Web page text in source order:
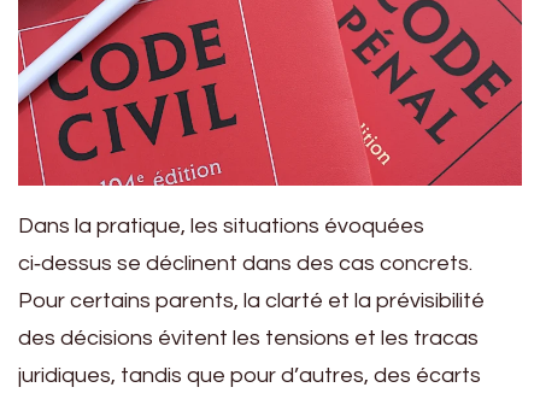
Dans la pratique, les situations évoquées
ci‑dessus se déclinent dans des cas concrets.
Pour certains parents, la clarté et la prévisibilité
des décisions évitent les tensions et les tracas
juridiques, tandis que pour d’autres, des écarts